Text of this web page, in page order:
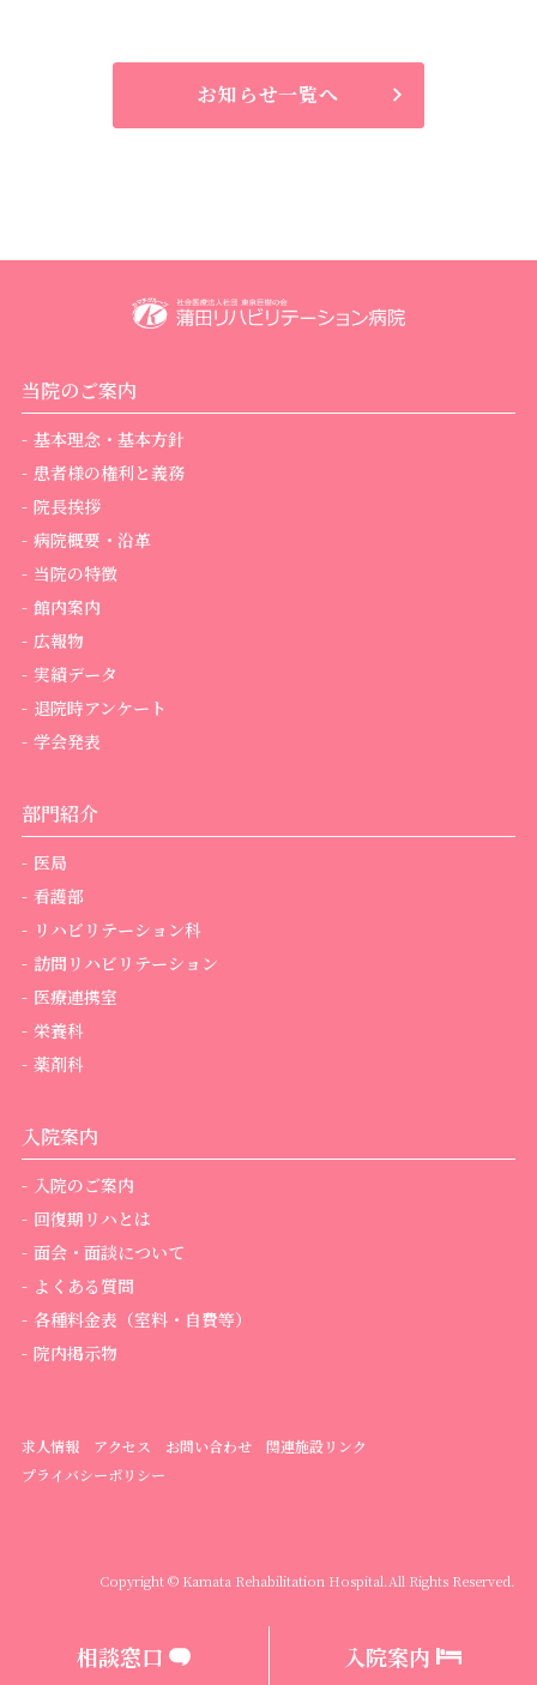
お知らせ一覧へ
相談窓口 入院案内
当院のご案内
基本理念・基本方針
患者様の権利と義務
院長挨拶
病院概要・沿革
当院の特徴
館内案内
広報物
実績データ
退院時アンケート
学会発表
部門紹介
医局
看護部
リハビリテーション科
訪問リハビリテーション
医療連携室
栄養科
薬剤科
入院案内
入院のご案内
回復期リハとは
面会・面談について
よくある質問
各種料金表（室料・自費等）
院内掲示物
求人情報 アクセス お問い合わせ
関連施設リンク
プライバシーポリシー
Copyright © Kamata Rehabilitation Hospital.All Rights Reserved.